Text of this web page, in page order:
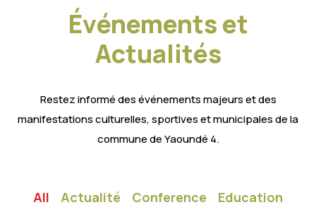
Événements et
Actualités
Restez informé des événements majeurs et des
manifestations culturelles, sportives et municipales de la
commune de Yaoundé 4.
All Actualité Conference
Education